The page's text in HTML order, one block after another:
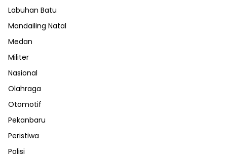
Labuhan Batu
Mandailing Natal
Medan
Militer
Nasional
Olahraga
Otomotif
Pekanbaru
Peristiwa
Polisi